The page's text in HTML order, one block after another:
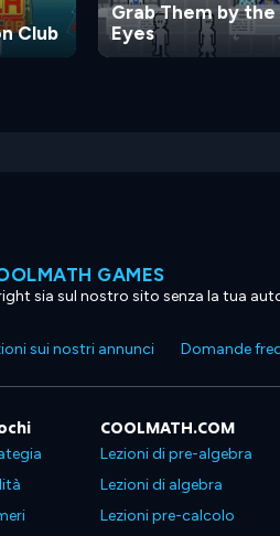
Club
Grab Them by the
Eyes
GAMES
sia sul nostro sito senza la tua
sui nostri annunci Domande
COOLMATH.COM
Lezioni di pre-algebra
Lezioni di algebra
Lezioni pre-calcolo